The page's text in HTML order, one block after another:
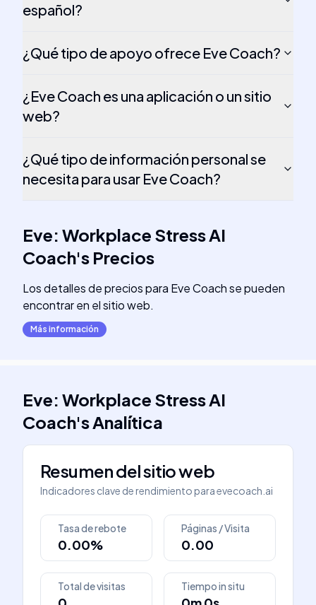
español?
¿Qué tipo de apoyo ofrece Eve Coach?
¿Eve Coach es una aplicación o un sitio
web?
¿Qué tipo de información personal se
necesita para usar Eve Coach?
Eve: Workplace Stress AI
Coach's Precios
Los detalles de precios para Eve Coach se pueden
encontrar en el sitio web.
Más información
Eve: Workplace Stress AI
Coach'sAnalítica
Resumen del sitio web
Indicadores clave de rendimiento paraevecoach.ai
Tasa de rebote
0.00%
Páginas / Visita
0.00
Total de visitas Tiempo in situ